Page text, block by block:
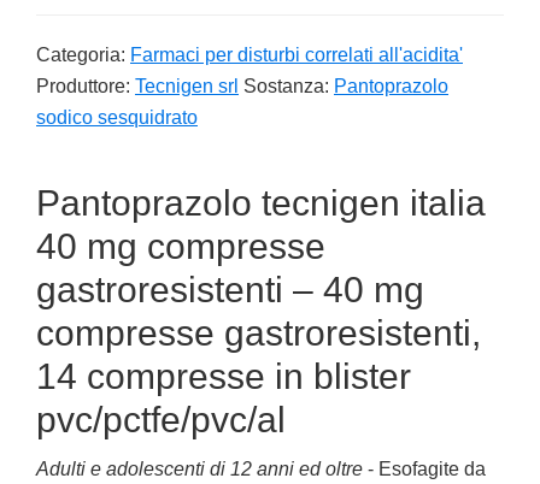
Categoria: Farmaci per disturbi correlati all'acidita'
Produttore: Tecnigen srl Sostanza: Pantoprazolo
sodico sesquidrato
Pantoprazolo tecnigen italia
40 mg compresse
gastroresistenti – 40 mg
compresse gastroresistenti,
14 compresse in blister
pvc/pctfe/pvc/al
Adulti e adolescenti di 12 anni ed oltre - Esofagite da